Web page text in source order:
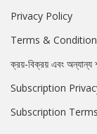
Privacy Policy
Terms & Condition
ক্রয়-বিক্রয় এবং অন্যান্য
Subscription
Subscription